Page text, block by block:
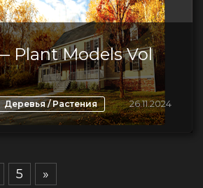
Plant Models Vol
Деревья / Растения 26.11.2024
5 »